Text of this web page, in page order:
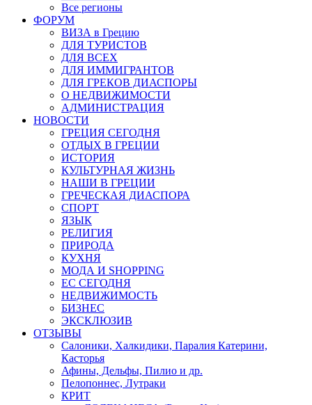
Все регионы
ФОРУМ
ВИЗА в Грецию
ДЛЯ ТУРИСТОВ
ДЛЯ ВСЕХ
ДЛЯ ИММИГРАНТОВ
ДЛЯ ГРЕКОВ ДИАСПОРЫ
О НЕДВИЖИМОСТИ
АДМИНИСТРАЦИЯ
НОВОСТИ
ГРЕЦИЯ СЕГОДНЯ
ОТДЫХ В ГРЕЦИИ
ИСТОРИЯ
КУЛЬТУРНАЯ ЖИЗНЬ
НАШИ В ГРЕЦИИ
ГРЕЧЕСКАЯ ДИАСПОРА
СПОРТ
ЯЗЫК
РЕЛИГИЯ
ПРИРОДА
КУХНЯ
МОДА И SHOPPING
ЕС СЕГОДНЯ
НЕДВИЖИМОСТЬ
БИЗНЕС
ЭКСКЛЮЗИВ
ОТЗЫВЫ
Салоники, Халкидики, Паралия Катерини,
Касторья
Афины, Дельфы, Пилио и др.
Пелопоннес, Лутраки
КРИТ